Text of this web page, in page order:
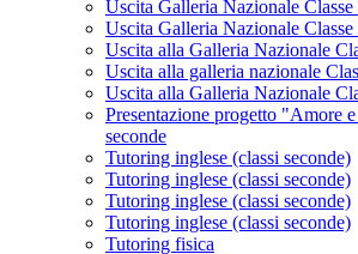
Uscita Galleria Nazionale Classe
Uscita Galleria Nazionale
Uscita alla Galleria Nazionale
Uscita alla galleria nazionale
Uscita alla Galleria Nazionale
Presentazione progetto "Amore
seconde
Tutoring inglese (classi seconde)
Tutoring inglese (classi seconde)
Tutoring inglese (classi seconde)
Tutoring inglese (classi seconde)
Tutoring fisica